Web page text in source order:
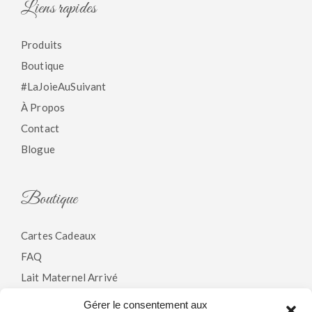
Gérer le consentement aux
Liens rapides
Produits
Boutique
#LaJoieAuSuivant
À Propos
Contact
Blogue
Boutique
Cartes Cadeaux
FAQ
Lait Maternel Arrivé